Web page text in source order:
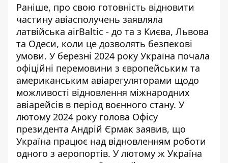
Раніше, про свою готовність відновити
частину авіасполучень заявляла
латвійська airBaltic - до та з Києва, Львова
та Одеси, коли це дозволять безпекові
умови. У березні 2024 року Україна почала
офіційні перемовини з європейським та
американським авіарегуляторами щодо
можливості відновлення міжнародних
авіарейсів в період воєнного стану. У
лютому 2024 року голова Офісу
президента Андрій Єрмак заявив, що
Україна працює над відновленням роботи
одного з аеропортів. У лютому ж Україна